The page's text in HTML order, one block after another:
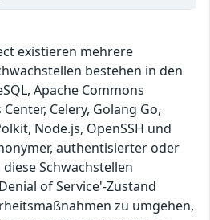
existieren mehrere
bestehen in den
Apache Commons
Celery, Golang Go,
Node.js, OpenSSH und
authentisierter oder
Schwachstellen
of Service'-Zustand
zu umgehen,